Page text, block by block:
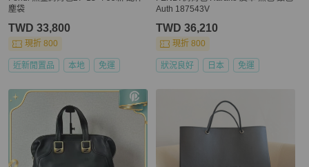
塵袋
TWD 33,800
現折 800
近新閒置品 本地 免運
Auth 187543V
TWD 36,210
現折 800
狀況良好 日本 免運